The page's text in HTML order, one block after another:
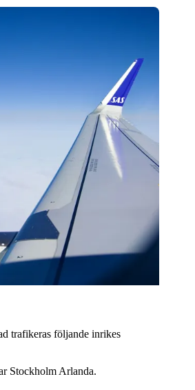
trafikeras följande inrikes
Stockholm Arlanda.